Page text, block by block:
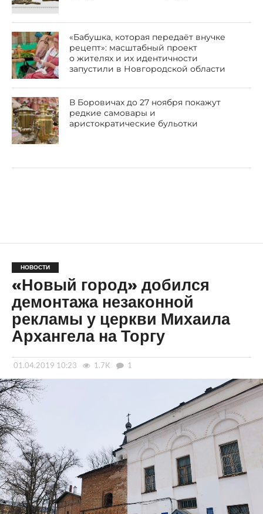
«Бабушка, которая передаёт внучке
рецепт»: масштабный проект
о жителях и их идентичности
запустили в Новгородской области
В Боровичах до 27 ноября покажут
редкие самовары и
аристократические бульотки
НОВОСТИ
«Новый город» добился
демонтажа незаконной
рекламы у церкви Михаила
Архангела на Торгу
01.04.2019 10:23 1.7K 1